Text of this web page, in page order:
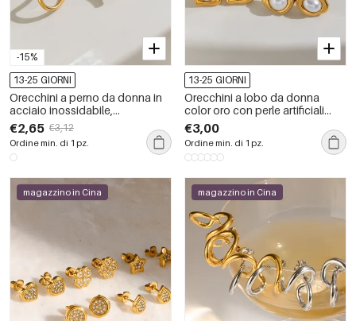
-15%
13-25 GIORNI
Orecchini a perno da donna in
acciaio inossidabile,
impermeabili, color oro, dalla
forma irregolare.
€2,65 €3,12
Ordine min. di 1 pz.
13-25 GIORNI
Orecchini a lobo da donna
color oro con perle artificiali
dalla forma geometrica.
€3,00
Ordine min. di 1 pz.
magazzino in Cina magazzino in Cina